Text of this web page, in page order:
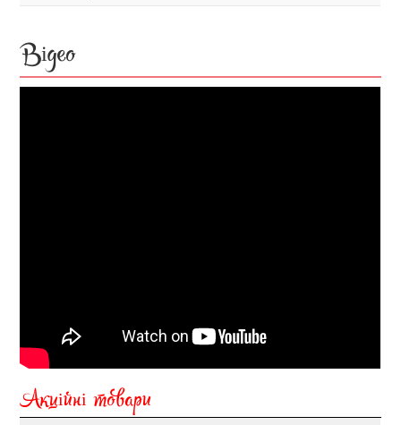
Відео
Акційні товари